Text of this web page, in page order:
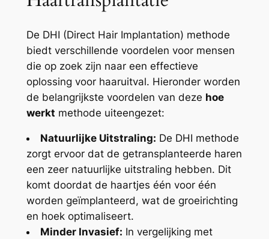
De DHI (Direct Hair Implantation) methode
biedt verschillende voordelen voor mensen
die op zoek zijn naar een effectieve
oplossing voor haaruitval. Hieronder worden
de belangrijkste voordelen van deze hoe
werkt methode uiteengezet:
Natuurlijke Uitstraling: De DHI methode
zorgt ervoor dat de getransplanteerde haren
een zeer natuurlijke uitstraling hebben. Dit
komt doordat de haartjes één voor één
worden geïmplanteerd, wat de groeirichting
en hoek optimaliseert.
Minder Invasief: In vergelijking met